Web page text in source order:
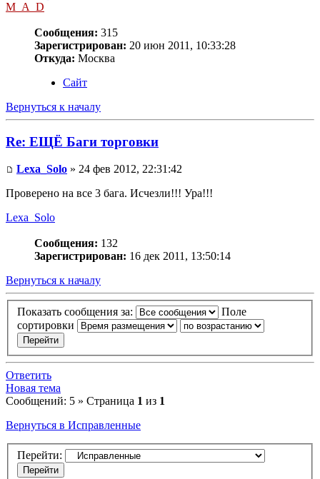
M_A_D
Сообщения: 315
Зарегистрирован: 20 июн 2011, 10:33:28
Откуда: Москва
Сайт
Вернуться к началу
Re: ЕЩЁ Баги торговки
Lexa_Solo » 24 фев 2012, 22:31:42
Проверено на все 3 бага. Исчезли!!! Ура!!!
Lexa_Solo
Сообщения: 132
Зарегистрирован: 16 дек 2011, 13:50:14
Вернуться к началу
Показать сообщения за:
Поле
сортировки
Ответить
Новая тема
Сообщений: 5 » Страница 1 из 1
Вернуться в Исправленные
Перейти: